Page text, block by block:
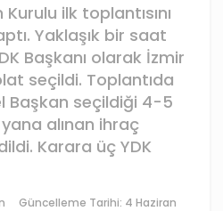
ilk toplantısını
Yaklaşık bir saat
Başkanı olarak İzmir
seçildi. Toplantıda
Başkan seçildiği 4-5
alınan ihraç
Karara üç YDK
Güncelleme Tarihi: 4 Haziran